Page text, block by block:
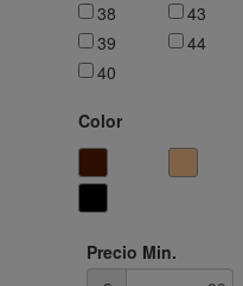
38
39
40
43
44
Color
Precio Min.